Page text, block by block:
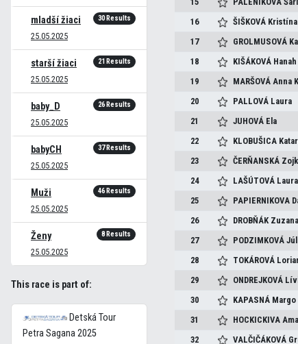
mladší žiaci
25.05.2025
30 Results
starší žiaci
25.05.2025
21 Results
baby_D
25.05.2025
26 Results
babyCH
25.05.2025
37 Results
Muži
25.05.2025
46 Results
Ženy
25.05.2025
8 Results
This race is part of:
Detská Tour
Petra Sagana 2025
16
ŠIŠKOVÁ Kristína
17
GROLMUSOVÁ
18
KIŠÁKOVÁ Hanah
19
MARŠOVÁAnna
20
PALLOVÁ Laura
21
JUHOVÁ Ela
22
KLOBUŠICA
23
ČERŇANSKÁ
24
LAŠÚTOVÁ Laura
25
PAPIERNIKOVA
26
DROBŇÁK Zuzana
27
PODZIMKOVÁ
28
TOKÁROVÁ
29
ONDREJKOVÁ
30
KAPASNÁ Margo
31
HOCKICKIVA
32
VALČIČÁKOVÁ